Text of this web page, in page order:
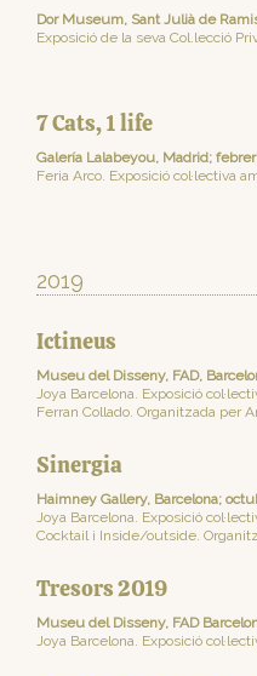
Dor Museum, Sant Julià de
Exposició de la seva Col.lecció
7 Cats, 1 life
Galería Lalabeyou, Madrid;
Feria Arco. Exposició col·lectiva
2019
Ictineus
Museu del Disseny, FAD,
Joya Barcelona. Exposició
Ferran Collado. Organitzada per
Sinergia
Haimney Gallery, Barcelona;
Joya Barcelona. Exposició
Cocktail i Inside/outside.
Tresors 2019
Museu del Disseny, FAD
Joya Barcelona. Exposició